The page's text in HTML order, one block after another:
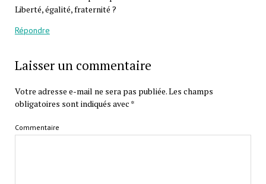
Liberté, égalité, fraternité ?
Répondre
Laisser un commentaire
Votre adresse e-mail ne sera pas publiée.Les champs
obligatoires sont indiqués avec *
Commentaire